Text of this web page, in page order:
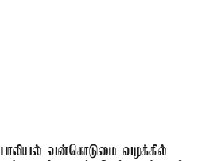
பாலியல் வன்கொடுமை வழக்கில்